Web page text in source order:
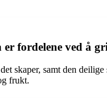
fordelene ved å
skaper, samt den
frukt.